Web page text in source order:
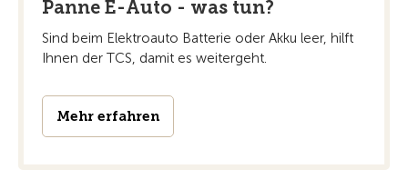
Panne E-Auto - was tun?
Sind beim Elektroauto Batterie oder Akku leer, hilft
Ihnen der TCS, damit es weitergeht.
Mehr erfahren